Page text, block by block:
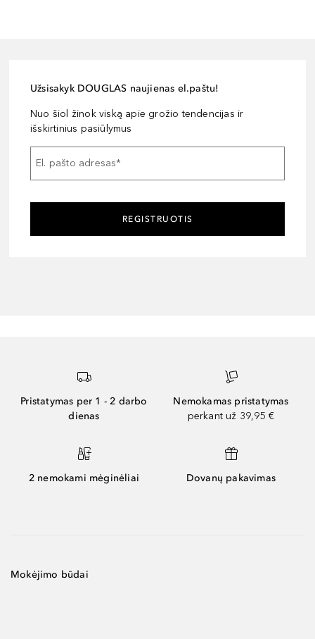
Užsisakyk DOUGLAS naujienas el.paštu!
Nuo šiol žinok viską apie grožio tendencijas ir
išskirtinius pasiūlymus
El. pašto adresas*
REGISTRUOTIS
Pristatymas per 1 - 2 darbo
dienas
Nemokamas pristatymas
perkant už 39,95 €
2 nemokami mėginėliai Dovanų pakavimas
Mokėjimo būdai